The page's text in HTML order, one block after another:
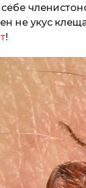
не укус
!